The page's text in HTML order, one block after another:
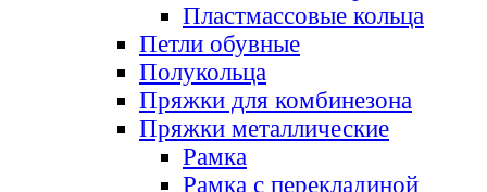
Пластмассовые кольца
Петли обувные
Полукольца
Пряжки для комбинезона
Пряжки металлические
Рамка
Рамка с перекладиной